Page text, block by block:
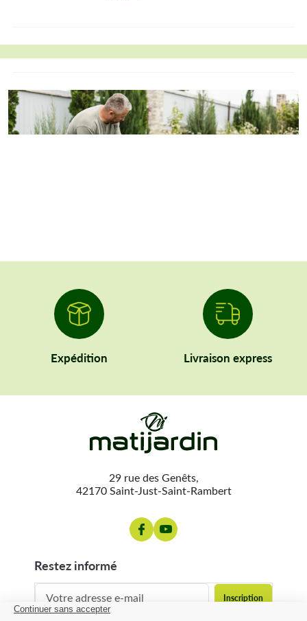
Expédition Livraison express
29 rue des Genêts,
42170 Saint-Just-Saint-Rambert
restez informé